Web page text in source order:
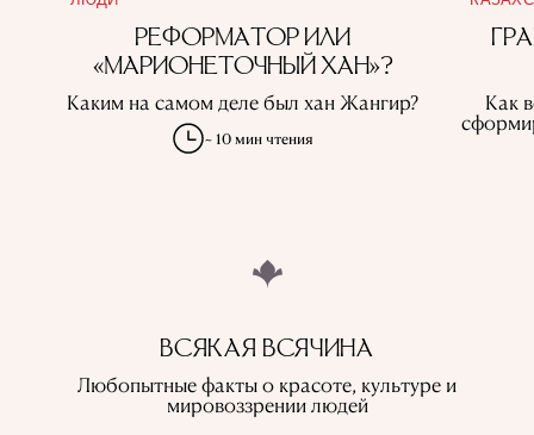
РЕФОРМАТОР ИЛИ
«МАРИОНЕТОЧНЫЙ ХАН»?
Каким на самом деле был хан Жангир?
~ 10 мин чтения
Как
ВСЯКАЯ ВСЯЧИНА
Любопытные факты о красоте, культуре и
мировоззрении людей